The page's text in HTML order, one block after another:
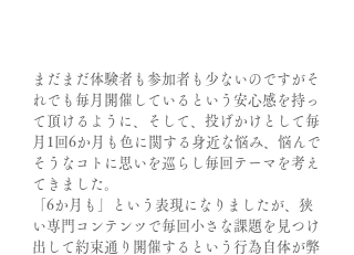
まだまだ体験者も参加者も少ないのですがそ
れでも毎月開催しているという安心感を持っ
て頂けるように、そして、投げかけとして毎
月1回6か月も色に関する身近な悩み、悩んで
そうなコトに思いを巡らし毎回テーマを考え
てきました。
「6か月も」という表現になりましたが、狭
い専門コンテンツで毎回小さな課題を見つけ
出して約束通り開催するという行為自体が弊